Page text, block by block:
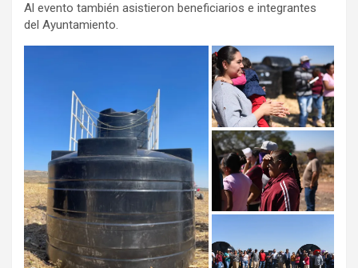
Al evento también asistieron beneficiarios e integrantes
del Ayuntamiento.